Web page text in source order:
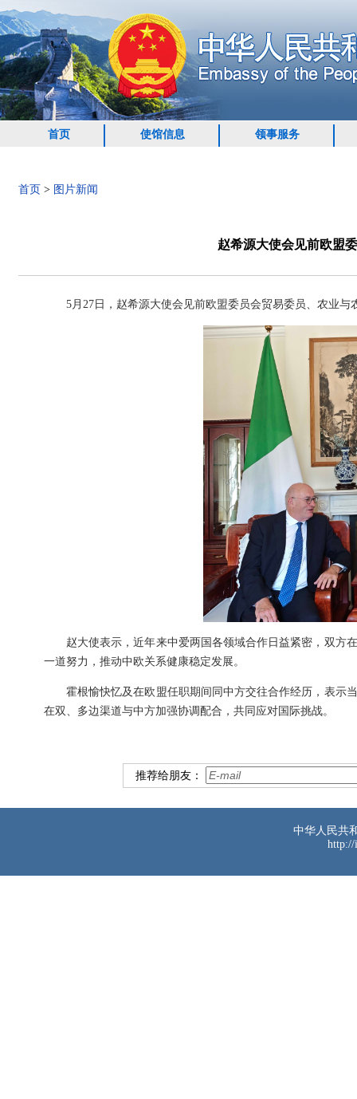
首页 使馆信息 领事服务
首页 > 图片新闻
赵希源大使会见前欧盟
5月27日，赵希源大使会见前欧盟委员会贸易委员、农业
赵大使表示，近年来中爱两国各领域合作日益紧密，双方
一道努力，推动中欧关系健康稳定发展。
霍根愉快忆及在欧盟任职期间同中方交往合作经历，表示
在双、多边渠道与中方加强协调配合，共同应对国际挑战。
推荐给朋友：
中华人民共
http://